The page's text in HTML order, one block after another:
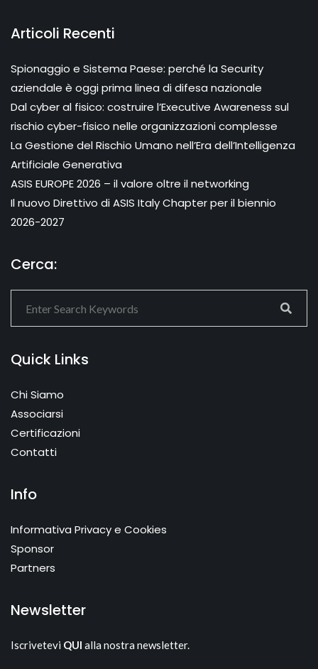
Articoli Recenti
Spionaggio e Sistema Paese: perché la Security
aziendale è oggi prima linea di difesa nazionale
Dal cyber al fisico: costruire l’Executive Awareness sul
rischio cyber-fisico nelle organizzazioni complesse
La Gestione del Rischio Umano nell’Era dell’Intelligenza
Artificiale Generativa
ASIS EUROPE 2026 – il valore oltre il networking
Il nuovo Direttivo di ASIS Italy Chapter per il biennio
2026-2027
Cerca:
Quick Links
Chi Siamo
Associarsi
Certificazioni
Contatti
Info
Informativa Privacy e Cookies
Sponsor
Partners
Newsletter
Iscrivetevi QUI alla nostra newsletter.